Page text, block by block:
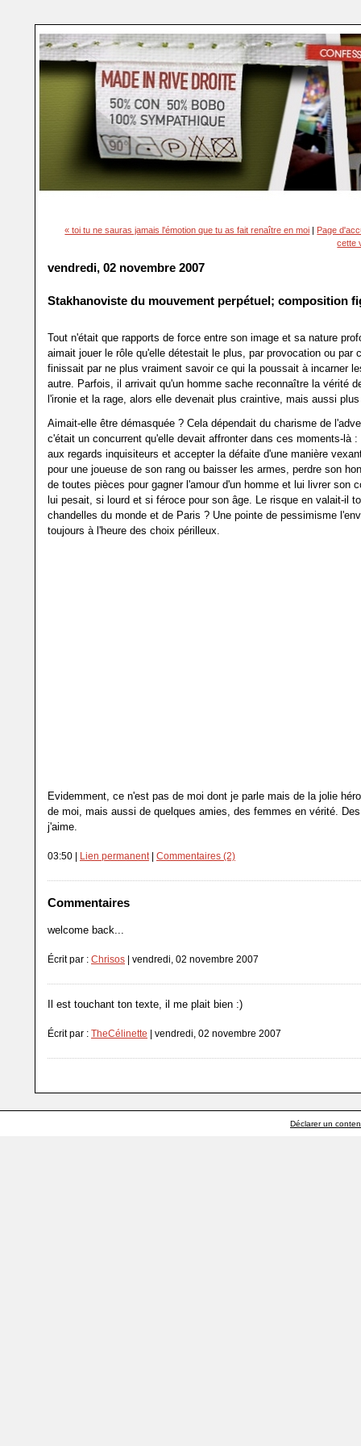
« toi tu ne sauras jamais l'émotion que tu as fait renaître en moi | Page
cette
vendredi, 02 novembre 2007
Stakhanoviste du mouvement perpétuel; composition
Tout n'était que rapports de force entre son image et sa nature
aimait jouer le rôle qu'elle détestait le plus, par provocation ou par
finissait par ne plus vraiment savoir ce qui la poussait à incarner
autre. Parfois, il arrivait qu'un homme sache reconnaître la vérité
l'ironie et la rage, alors elle devenait plus craintive, mais aussi
Aimait-elle être démasquée ? Cela dépendait du charisme de
c'était un concurrent qu'elle devait affronter dans ces moments-là :
aux regards inquisiteurs et accepter la défaite d'une manière
pour une joueuse de son rang ou baisser les armes, perdre son
de toutes pièces pour gagner l'amour d'un homme et lui livrer son
lui pesait, si lourd et si féroce pour son âge. Le risque en valait-il
chandelles du monde et de Paris ? Une pointe de pessimisme
toujours à l'heure des choix périlleux.
Evidemment, ce n'est pas de moi dont je parle mais de la jolie
de moi, mais aussi de quelques amies, des femmes en vérité.
j'aime.
03:50 | Lien permanent| Commentaires (2)
Commentaires
welcome back...
Écrit par : Chrisos | vendredi, 02 novembre 2007
Il est touchant ton texte, il me plait bien :)
Écrit par : TheCélinette | vendredi, 02 novembre 2007
Déclarer un